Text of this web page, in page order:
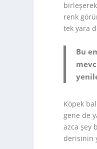
renk
tek yara
Bu
Köpek
gene de
azca şey
derisinin